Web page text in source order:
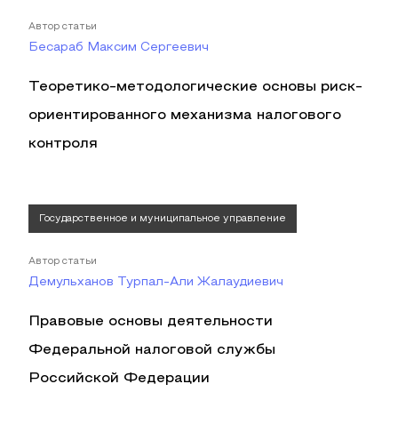
Автор статьи
Бесараб Максим Сергеевич
Теоретико-методологические основы риск-
ориентированного механизма налогового
контроля
Государственное и муниципальное управление
Автор статьи
Демульханов Турпал-Али Жалаудиевич
Правовые основы деятельности
Федеральной налоговой службы
Российской Федерации